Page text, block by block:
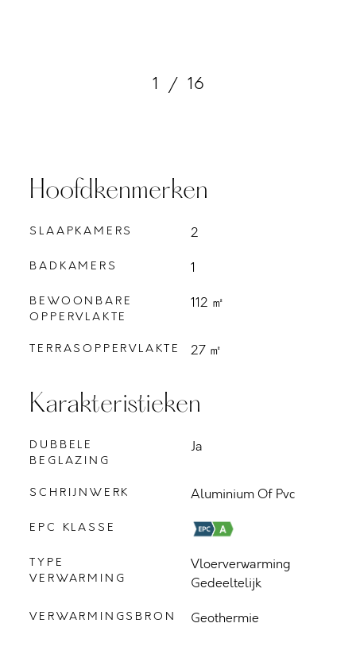
1 / 16
Hoofdkenmerken
SLAAPKAMERS 2
BADKAMERS 1
BEWOONBARE
OPPERVLAKTE
112 ㎡
TERRASOPPERVLAKTE 27 ㎡
Karakteristieken
DUBBELE
BEGLAZING
Ja
SCHRIJNWERK Aluminium Of Pvc
EPC KLASSE
TYPE
VERWARMING
Vloerverwarming
Gedeeltelijk
VERWARMINGSBRON Geothermie